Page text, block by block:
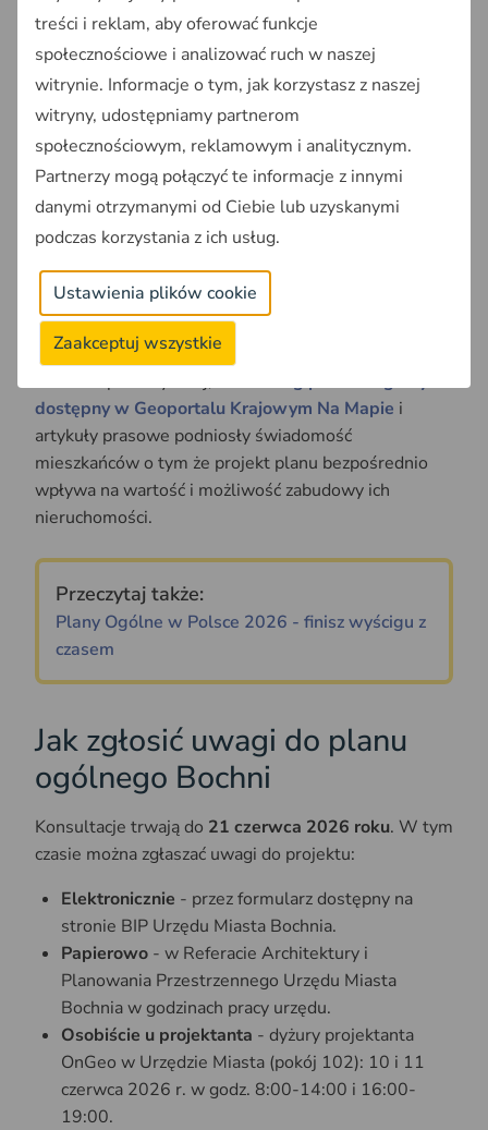
który zdarza się rzadko. Zazwyczaj tego typu
spotkania przyciągają kilkanaście lub kilkadziesiąt
osób, głównie właścicieli działek, których zapisy
planu dotyczą bezpośrednio.
Duże zainteresowanie w Bochni wynika z kilku
czynników. Plan ogólny to dokument zastępujący
Studium, co oznacza fundamentalną zmianę zasad
planistycznych. Dla właścicieli działek kluczowe jest
Uzupełnienia Zabudowy, czyli czy będę mógł starać
się o warunki zabudowy po 2026 roku?
Dodatkowo ogólnopolska kampania informacyjna o
dostępny w Geoportalu Krajowym Na Mapie i
artykuły prasowe podniosły świadomość
mieszkańców o tym że projekt planu bezpośrednio
wpływa na wartość i możliwość zabudowy ich
nieruchomości.
Przeczytaj także:
Plany Ogólne w Polsce 2026 - finisz wyścigu z
czasem
Jak zgłosić uwagi do planu
ogólnego Bochni
Konsultacje trwają do 21 czerwca 2026 roku. W tym
czasie można zgłaszać uwagi do projektu:
Elektronicznie - przez formularz dostępny na
stronie BIP Urzędu Miasta Bochnia.
Papierowo - w Referacie Architektury i
Planowania Przestrzennego Urzędu Miasta
Bochnia w godzinach pracy urzędu.
Osobiście u projektanta - dyżury projektanta
OnGeo w Urzędzie Miasta (pokój 102): 10 i 11
czerwca 2026 r. w godz. 8:00-14:00 i 16:00-
19:00.
treści i reklam, aby oferować funkcje
społecznościowe i analizować ruch w naszej
witrynie. Informacje o tym, jak korzystasz z naszej
witryny, udostępniamy partnerom
społecznościowym, reklamowym i analitycznym.
Partnerzy mogą połączyć te informacje z innymi
danymi otrzymanymi od Ciebie lub uzyskanymi
podczas korzystania z ich usług.
Ustawienia plików cookie
Zaakceptuj wszystkie